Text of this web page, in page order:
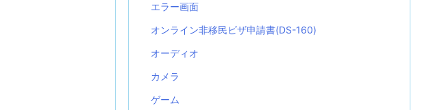
エラー画面
オンライン非移民ビザ申請書(DS-160)
オーディオ
カメラ
ゲーム